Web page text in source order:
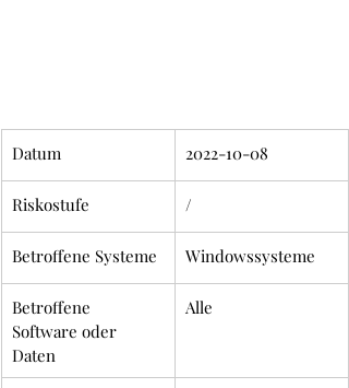
Datum 2022-10-08
Riskostufe /
Betroffene Systeme Windowssysteme
Betroffene
Software oder
Daten
Alle